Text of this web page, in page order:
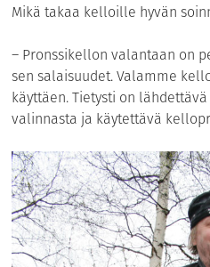
Mikä takaa kelloille hyvän
– Pronssikellon valantaan on
sen salaisuudet. Valamme
käyttäen. Tietysti on
valinnasta ja käytettävä